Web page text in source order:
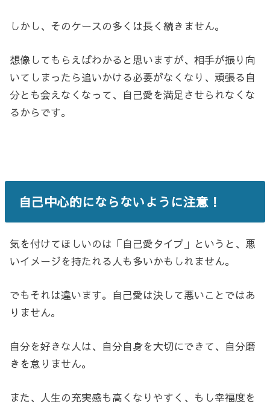
しかし、そのケースの多くは長く続きません。
想像してもらえばわかると思いますが、相手が振り向
いてしまったら追いかける必要がなくなり、頑張る自
分とも会えなくなって、自己愛を満足させられなくな
るからです。
自己中心的にならないように注意！
気を付けてほしいのは「自己愛タイプ」というと、悪
いイメージを持たれる人も多いかもしれません。
でもそれは違います。自己愛は決して悪いことではあ
りません。
自分を好きな人は、自分自身を大切にできて、自分磨
きを怠りません。
また、人生の充実感も高くなりやすく、もし幸福度を